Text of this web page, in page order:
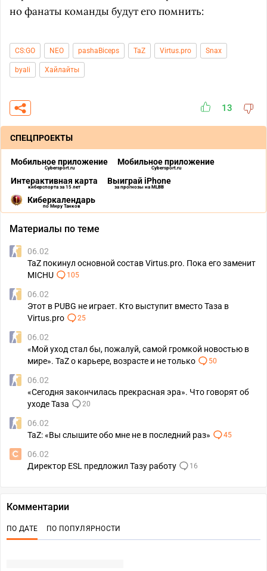
но фанаты команды будут его помнить:
CS:GO NEO pashaBiceps TaZ Virtus.pro Snax
byali Хайлайты
13
СПЕЦПРОЕКТЫ
Мобильное приложение
Cybersport.ru
Мобильное приложение
Cybersport.ru
Интерактивная карта
киберспорта за 15 лет
Выиграй iPhone
за прогнозы на MLBB
Киберкалендарь
по Миру Танков
Материалы по теме
06.02
TaZ покинул основной состав Virtus.pro. Пока его заменит
MICHU
105
06.02
Этот в PUBG не играет. Кто выступит вместо Таза в
Virtus.pro
25
06.02
«Мой уход стал бы, пожалуй, самой громкой новостью в
мире». TaZ о карьере, возрасте и не только
50
06.02
«Сегодня закончилась прекрасная эра». Что говорят об
уходе Таза
20
06.02
TaZ: «Вы слышите обо мне не в последний раз»
45
06.02
Директор ESL предложил Тазу работу
16
Комментарии
ПО ДАТЕ ПО ПОПУЛЯРНОСТИ